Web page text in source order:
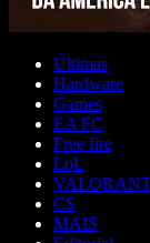
Últimas
Hardware
Games
EA FC
Free fire
LoL
CS
MAIS